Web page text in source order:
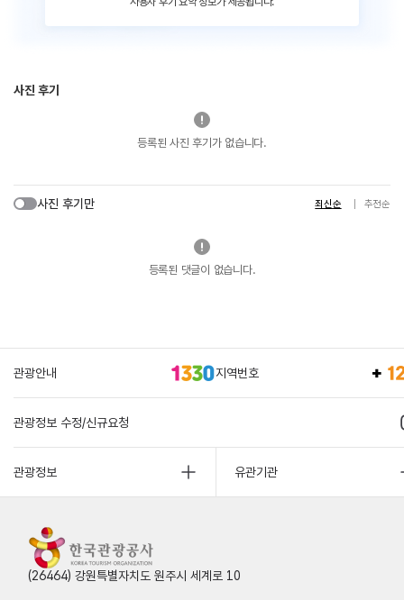
사진 후기
등록된 사진 후기가 없습니다.
사진 후기만 최신순 추천순
등록된 댓글이 없습니다.
관광안내 지역번호
관광정보 수정/신규요청
관광정보 유관기관
(26464) 강원특별자치도 원주시 세계로 10